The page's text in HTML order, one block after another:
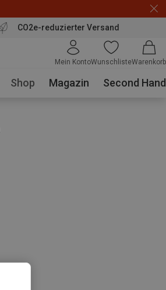
CO2e-reduzierter Versand
Mein KontoWunschlisteWarenkorb
Shop Magazin Second Hand